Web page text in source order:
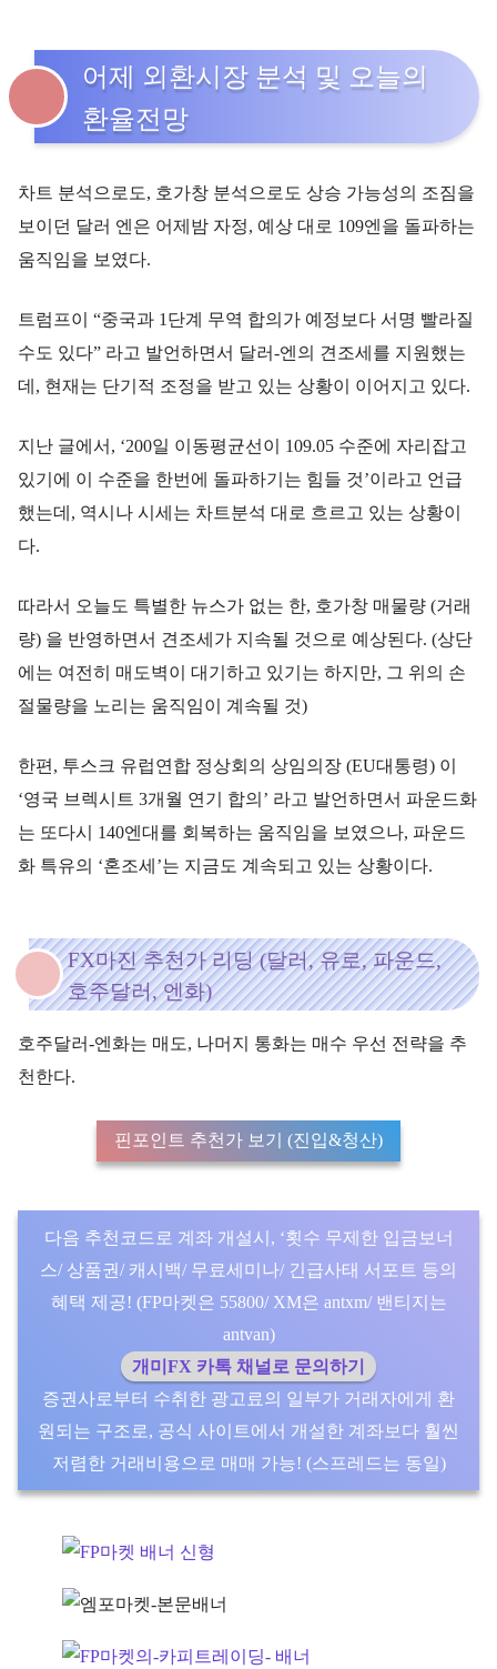
어제 외환시장 분석 및 오늘의
환율전망
차트 분석으로도, 호가창 분석으로도 상승 가능성의 조짐을
보이던 달러 엔은 어제밤 자정, 예상 대로 109엔을 돌파하는
움직임을 보였다.
트럼프이 “중국과 1단계 무역 합의가 예정보다 서명 빨라질
수도 있다” 라고 발언하면서 달러-엔의 견조세를 지원했는
데, 현재는 단기적 조정을 받고 있는 상황이 이어지고 있다.
지난 글에서, ‘200일 이동평균선이 109.05 수준에 자리잡고
있기에 이 수준을 한번에 돌파하기는 힘들 것’이라고 언급
했는데, 역시나 시세는 차트분석 대로 흐르고 있는 상황이
다.
따라서 오늘도 특별한 뉴스가 없는 한, 호가창 매물량 (거래
량) 을 반영하면서 견조세가 지속될 것으로 예상된다. (상단
에는 여전히 매도벽이 대기하고 있기는 하지만, 그 위의 손
절물량을 노리는 움직임이 계속될 것)
한편, 투스크 유럽연합 정상회의 상임의장 (EU대통령) 이
‘영국 브렉시트 3개월 연기 합의’ 라고 발언하면서 파운드화
는 또다시 140엔대를 회복하는 움직임을 보였으나, 파운드
화 특유의 ‘혼조세’는 지금도 계속되고 있는 상황이다.
FX마진 추천가 리딩 (달러, 유로, 파운드,
호주달러, 엔화)
호주달러-엔화는 매도, 나머지 통화는 매수 우선 전략을 추
천한다.
핀포인트 추천가 보기 (진입&청산)
다음 추천코드로 계좌 개설시, ‘횟수 무제한 입금보너
스/ 상품권/ 캐시백/ 무료세미나/ 긴급사태 서포트 등의
혜택 제공! (FP마켓은 55800/ XM은 antxm/ 밴티지는
antvan)
개미FX 카톡 채널로 문의하기
증권사로부터 수취한 광고료의 일부가 거래자에게 환
원되는 구조로, 공식 사이트에서 개설한 계좌보다 훨씬
저렴한 거래비용으로 매매 가능! (스프레드는 동일)